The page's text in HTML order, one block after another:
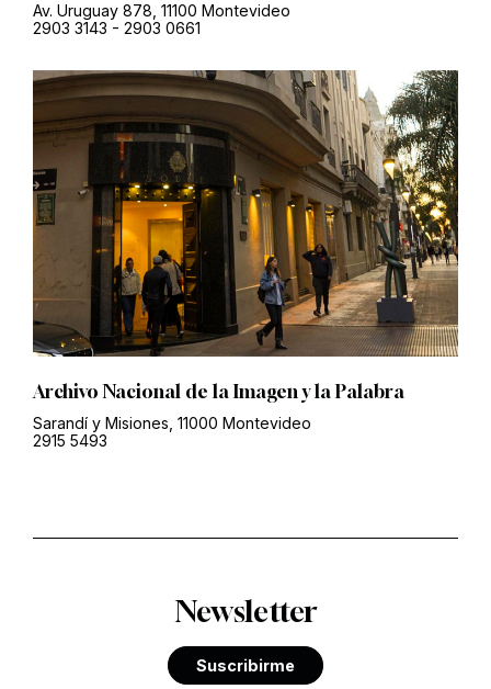
Av. Uruguay 878, 11100 Montevideo
2903 3143 - 2903 0661
Archivo Nacional de la Imagen y la Palabra
Sarandí y Misiones, 11000 Montevideo
2915 5493
Newsletter
Suscribirme